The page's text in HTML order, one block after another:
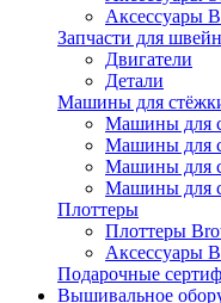
Аксессуары
Запчасти для
Двигатели
Детали
Машины для
Машины для
Машины для
Машины для
Машины для
Плоттеры
Плоттеры
Аксессуары
Подарочные
Вышивальное